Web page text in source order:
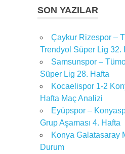
SON YAZILAR
Çaykur Rizespor –
Trendyol Süper Lig 32.
Samsunspor –
Süper Lig 28. Hafta
Kocaelispor 1-2
Hafta Maç Analizi
Eyüpspor –
Grup Aşaması 4. Hafta
Konya Galatasaray
Durum